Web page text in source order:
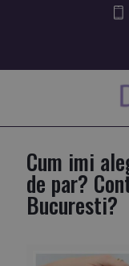
Cum imi
de par?
Bucuresti?